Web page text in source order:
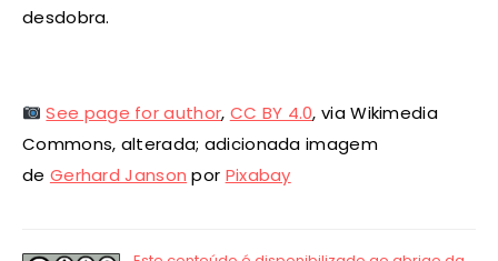
desdobra.
See page for author, CC BY 4.0, via Wikimedia
Commons, alterada; adicionada imagem
de Gerhard Janson por Pixabay